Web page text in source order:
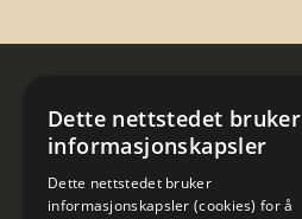
Dette nettstedet bruker
informasjonskapsler
Dette nettstedet bruker
informasjonskapsler (cookies) for å